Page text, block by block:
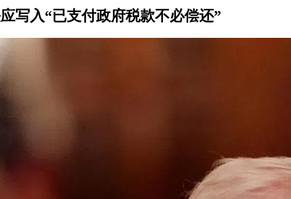
写入“已支付政府税款不必偿还”